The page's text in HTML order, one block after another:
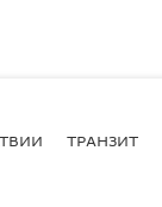
ТРАНЗИТ